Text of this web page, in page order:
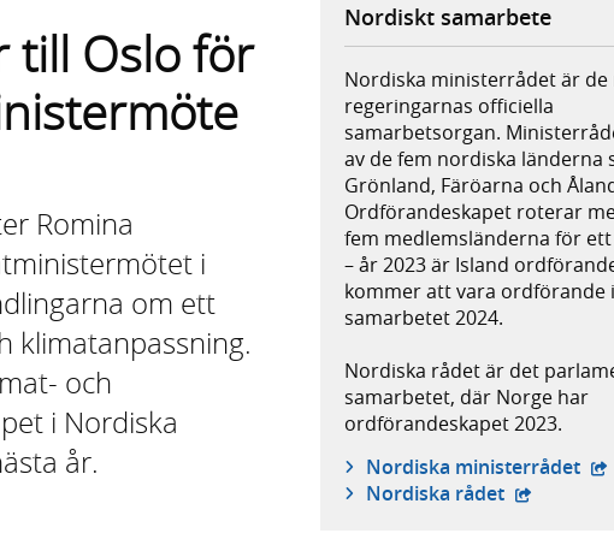
till Oslo för
Romina
i
om ett
klimatanpassning.
och
i Nordiska
år.
Nordiskt samarbete
Nordiska ministerrådet är de
regeringarnas officiella
samarbetsorgan.
av de fem nordiska länderna
Grönland, Färöarna och
Ordförandeskapet roterar
fem medlemsländerna för
– år 2023 är Island
kommer att vara ordförande i
samarbetet 2024.
Nordiska rådet är det
samarbetet, där Norge har
ordförandeskapet 2023.
Nordiska ministerrådet -
Nordiska rådet - extern